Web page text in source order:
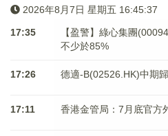
2026年8月7日 星期五 16:45:37
17:35
【盈警】綠心集團
不少於85%
17:26 德適-B(02526.HK)中期
17:11 香港金管局：7月底官方